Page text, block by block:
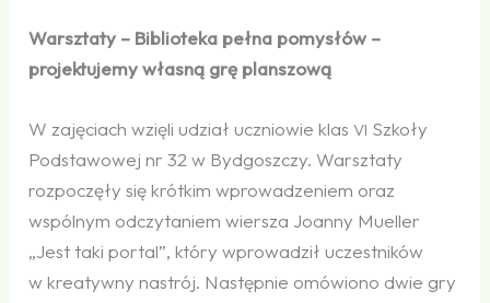
Warsztaty – Biblioteka pełna pomysłów –
projektujemy własną grę planszową
W zajęciach wzięli udział uczniowie klasVI Szkoły
Podstawowej nr 32 w Bydgoszczy. Warsztaty
rozpoczęły się krótkim wprowadzeniem oraz
wspólnym odczytaniem wiersza Joanny Mueller
„Jest taki portal”, który wprowadził uczestników
w kreatywny nastrój. Następnie omówiono dwie gry